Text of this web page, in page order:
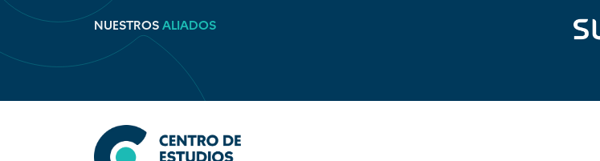
NUESTROS ALIADOS